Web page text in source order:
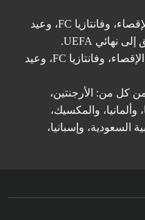
§ تم سحب الاختيارات من ملوك الإقصاء، وفانتازيا FC، وعيد
§§ تم سحب الاختيارات من ملوك الإقصاء، وفانتازيا FC، وعيد
كل من: الأرجنتين،
وألمانيا، والمكسيك،
السعودية، وإسبانيا،